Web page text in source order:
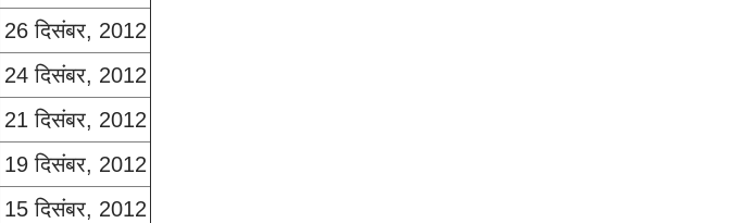
26 दिसंबर, 2012
24 दिसंबर, 2012
21 दिसंबर, 2012
19 दिसंबर, 2012
15 दिसंबर, 2012